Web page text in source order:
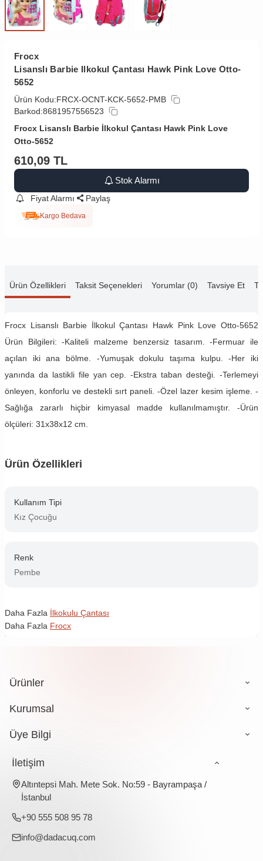
Frocx
Lisanslı Barbie Ilkokul Çantası Hawk Pink Love Otto-
5652
Ürün Kodu:FRCX-OCNT-KCK-5652-PMB
Barkod:8681957556523
Frocx Lisanslı Barbie İlkokul Çantası Hawk Pink Love
Otto-5652
610,09 TL
Stok Alarmı
Fiyat Alarmı Paylaş
Kargo Bedava
Ürün Özellikleri Taksit Seçenekleri Yorumlar (0) Tavsiye Et
Frocx Lisanslı Barbie İlkokul Çantası Hawk Pink Love Otto-5652
Ürün Bilgileri: -Kaliteli malzeme benzersiz tasarım. -Fermuar ile
açılan iki ana bölme. -Yumuşak dokulu taşıma kulpu. -Her iki
yanında da lastikli file yan cep. -Ekstra taban desteği. -Terlemeyi
önleyen, konforlu ve destekli sırt paneli. -Özel lazer kesim işleme. -
Sağlığa zararlı hiçbir kimyasal madde kullanılmamıştır. -Ürün
ölçüleri: 31x38x12 cm.
Ürün Özellikleri
Kullanım Tipi
Kız Çocuğu
Renk
Pembe
Daha Fazla İlkokulu Çantası
Daha Fazla Frocx
Ürünler
Kurumsal
Üye Bilgi
İletişim
Altıntepsi Mah. Mete Sok. No:59 - Bayrampaşa /
İstanbul
+90 555 508 95 78
info@dadacuq.com